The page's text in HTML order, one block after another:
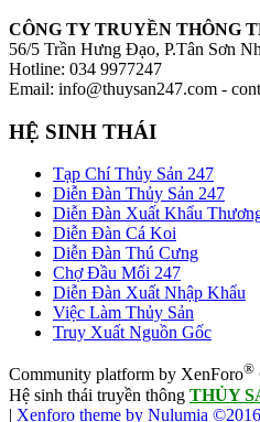
CÔNG TY TRUYỀN THÔNG
56/5 Trần Hưng Đạo, P.Tân Sơn
Hotline: 034 9977247
Email: info@thuysan247.com -
HỆ SINH THÁI
Tạp Chí Thủy Sản 247
Diễn Đàn Thủy Sản 247
Diễn Đàn Xuất Khẩu
Diễn Đàn Cá Koi
Diễn Đàn Thú Cưng
Chợ Đầu Mối 247
Diễn Đàn Xuất Nhập Khẩu
Việc Làm Thủy Sản
Truy Xuất Nguồn Gốc
Community platform by XenForo®
Hệ sinh thái truyền thông THỦY
| Xenforo theme by Nulumia